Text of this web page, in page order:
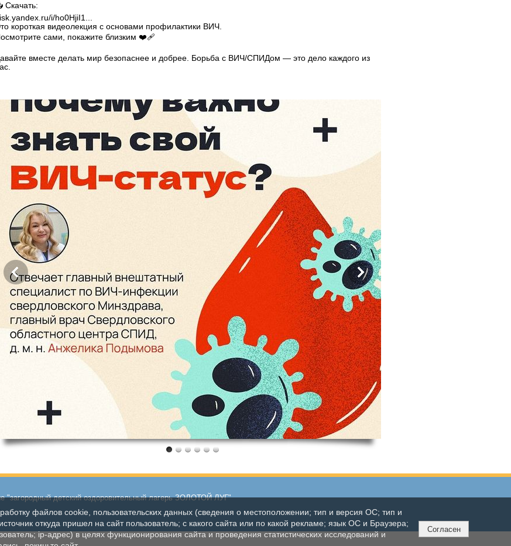
Скачать:
i/ho0HjiI1...
короткая видеолекция с основами профилактики ВИЧ.
сами, покажите близким ❤‍🩹
вместе делать мир безопаснее и добрее. Борьба с ВИЧ/СПИДом — это дело каждого из
"загородный детский оздоровительный лагерь ЗОЛОТОЙ ЛУГ"
файлов cookie, пользовательских данных (сведения о местоположении; тип и версия ОС; тип и
откуда пришел на сайт пользователь; с какого сайта или по какой рекламе; язык ОС и Браузера;
ip-адрес) в целях функционирования сайта и проведения статистических исследований и
Согласен